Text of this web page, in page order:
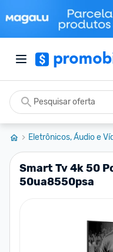
Eletrônicos, Áudio e
Smart Tv 4k 50
50ua8550psa